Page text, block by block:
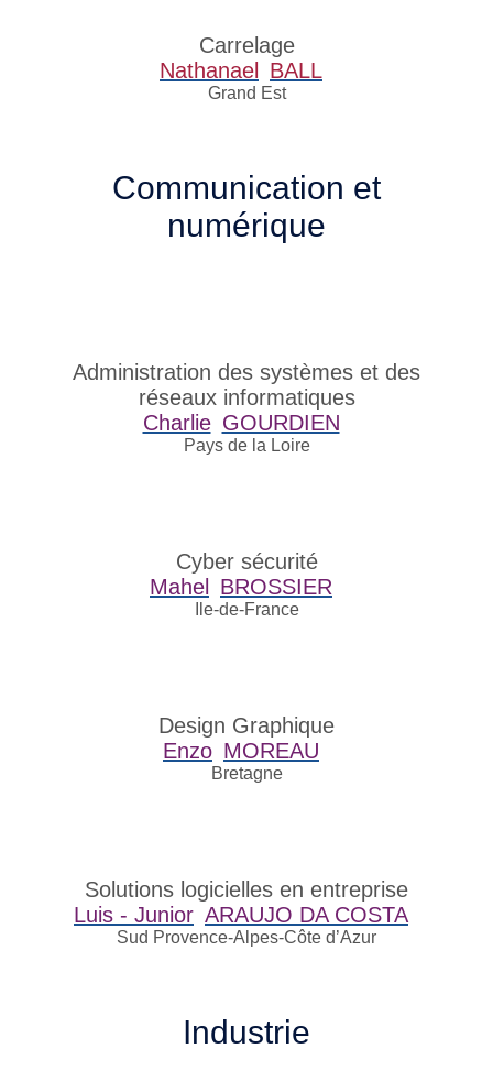
Carrelage
Nathanael
BALL
Grand Est
Communication et
numérique
Administration des systèmes et des
réseaux informatiques
Charlie GOURDIEN
Pays de la Loire
Cyber sécurité
Mahel
BROSSIER
Ile-de-France
Design Graphique
Enzo MOREAU
Bretagne
Solutions logicielles en entreprise
Luis - Junior ARAUJO DA COSTA
Sud Provence-Alpes-Côte d’Azur
Industrie